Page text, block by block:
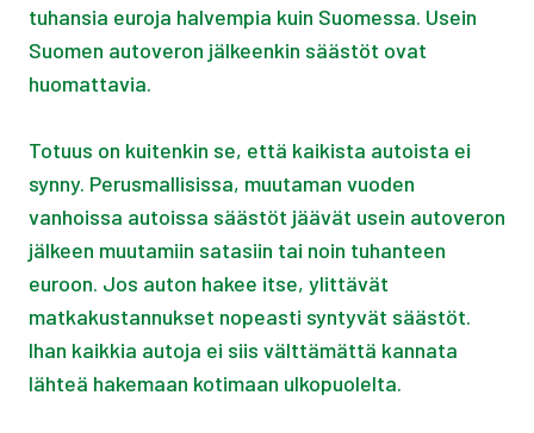
tuhansia euroja halvempia kuin Suomessa. Usein
Suomen autoveron jälkeenkin säästöt ovat
huomattavia.
Totuus on kuitenkin se, että kaikista autoista ei
synny. Perusmallisissa, muutaman vuoden
vanhoissa autoissa säästöt jäävät usein autoveron
jälkeen muutamiin satasiin tai noin tuhanteen
euroon. Jos auton hakee itse, ylittävät
matkakustannukset nopeasti syntyvät säästöt.
Ihan kaikkia autoja ei siis välttämättä kannata
lähteä hakemaan kotimaan ulkopuolelta.